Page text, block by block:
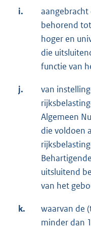
i.
behorend
hoger en
die
functie van
j.
van
Algemeen
die voldoen
uitsluitend
van het
k.
waarvan de
minder dan